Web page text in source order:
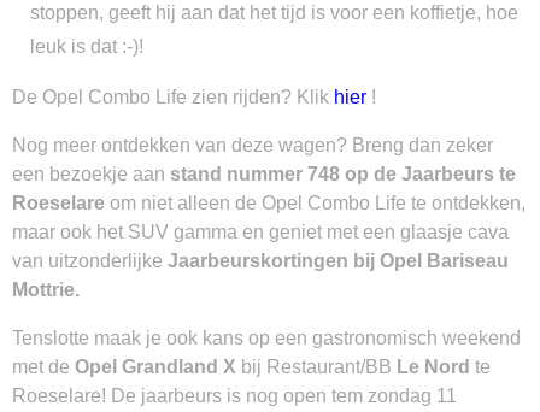
stoppen, geeft hij aan dat het tijd is voor een koffietje, hoe
leuk is dat :-)!
De Opel Combo Life zien rijden? Klik hier !
Nog meer ontdekken van deze wagen? Breng dan zeker
een bezoekje aan stand nummer 748 op de Jaarbeurs te
Roeselare om niet alleen de Opel Combo Life te ontdekken,
maar ook het SUV gamma en geniet met een glaasje cava
van uitzonderlijke Jaarbeurskortingen bij Opel Bariseau
Mottrie.
Tenslotte maak je ook kans op een gastronomisch weekend
met de Opel Grandland X bij Restaurant/BB Le Nord te
Roeselare! De jaarbeurs is nog open tem zondag 11